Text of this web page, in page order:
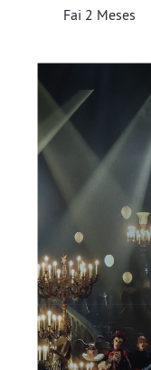
Fai 2 Meses